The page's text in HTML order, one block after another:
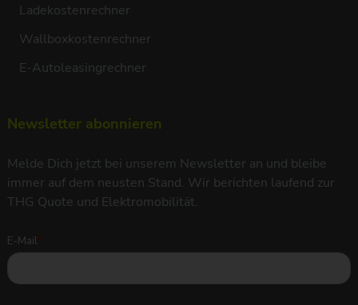
Ladekostenrechner
Wallboxkostenrechner
E-Autoleasingrechner
Newsletter abonnieren
Melde Dich jetzt bei unserem Newsletter an und bleibe
immer auf dem neusten Stand. Wir berichten laufend zur
THG Quote und Elektromobilität.